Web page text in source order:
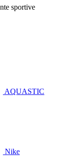
sportive
AQUASTIC
Nike